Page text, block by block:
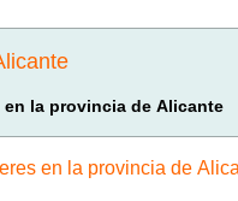
la provincia de Alicante
en la provincia de